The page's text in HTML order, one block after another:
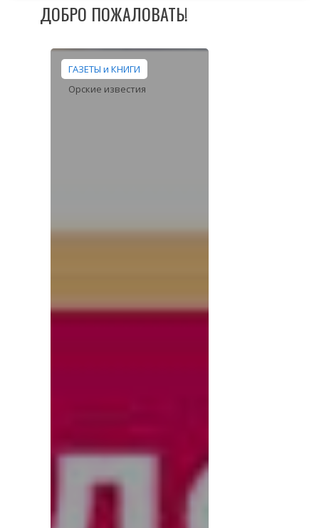
ДОБРО ПОЖАЛОВАТЬ!
ГАЗЕТЫ и КНИГИ
Орские известия